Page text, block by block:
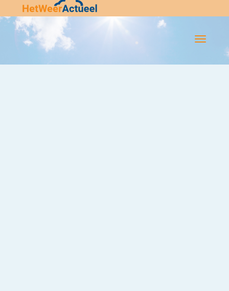
Flip-